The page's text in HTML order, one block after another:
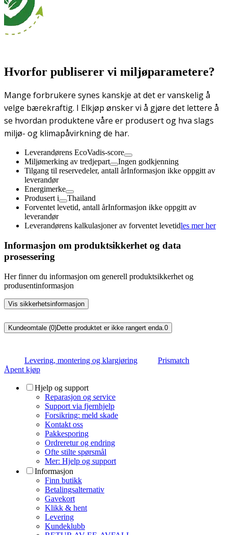
Hvorfor publiserer vi miljøparametere?
Mange forbrukere synes kanskje at det er vanskelig å
velge bærekraftig. I Elkjøp ønsker vi å gjøre det lettere å
se hvordan produktene våre er produsert og hva slags
miljø- og klimapåvirkning de har.
Leverandørens EcoVadis-score
Miljømerking av tredjepart
Ingen godkjenning
Tilgang til reservedeler, antall årInformasjon ikke oppgitt av
leverandør
Energimerke
Produsert i
Thailand
Forventet levetid, antall årInformasjon ikke oppgitt av
leverandør
Leverandørens kalkulasjoner av forventet levetidles mer her
Informasjon om produktsikkerhet og data
prosessering
Her finner du informasjon om generell produktsikkerhet og
produsentinformasjon
Vis sikkerhetsinformasjon
Kundeomtale (0)Dette produktet er ikke rangert enda. 0
Levering, montering og klargjøring
Prismatch
Åpent kjøp
Hjelp og support
Reparasjon og service
Support via fjernhjelp
Forsikring: meld skade
Kontakt oss
Pakkesporing
Ordreretur og endring
Ofte stilte spørsmål
Mer: Hjelp og support
Informasjon
Finn butikk
Betalingsalternativ
Gavekort
Klikk & hent
Levering
Kundeklubb